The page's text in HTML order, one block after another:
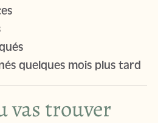
quelques mois plus tard
vas trouver